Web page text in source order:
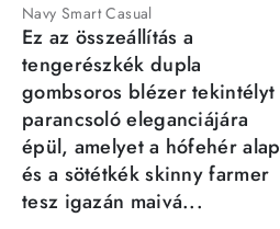
Navy Smart Casual
Ez az összeállítás a
tengerészkék dupla
gombsoros blézer tekintélyt
parancsoló eleganciájára
épül, amelyet a hófehér alap
és a sötétkék skinny farmer
tesz igazán maivá...